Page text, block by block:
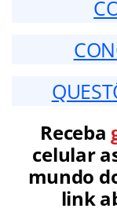
Receba
celular
mundo
link